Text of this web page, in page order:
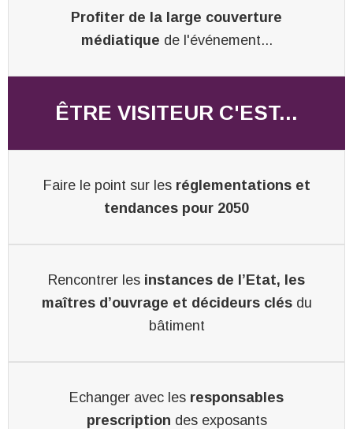
Profiter de la large couverture
médiatique de l'événement...
ÊTRE VISITEUR C'EST...
Faire le point sur les réglementations et
tendances pour 2050
Rencontrer les instances de l’Etat, les
maîtres d’ouvrage et décideurs clésdu
bâtiment
Echanger avec les responsables
prescription des exposants